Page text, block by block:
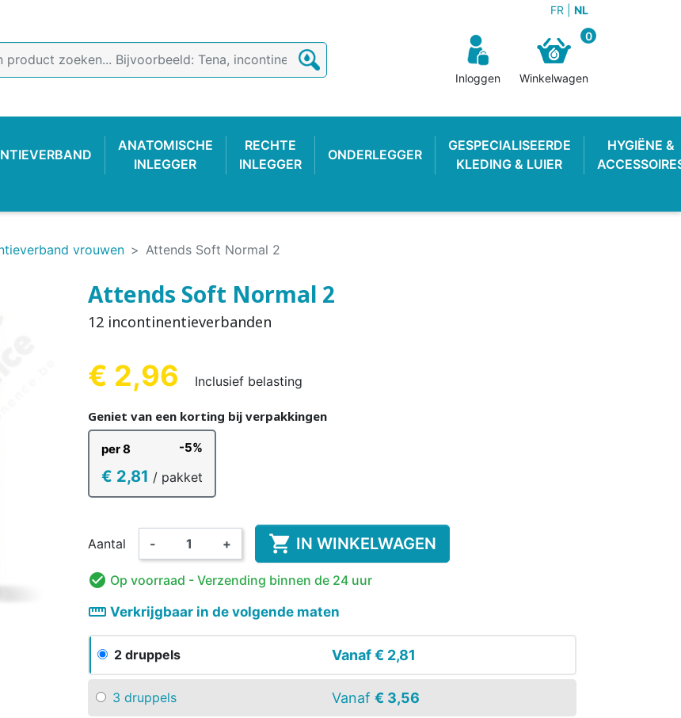
FR NL
Inloggen
0
Winkelwagen
ANATOMISCHE
INLEGGER
RECHTE
INLEGGER
ONDERLEGGER
GESPECIALISEERDE
KLEDING & LUIER
ROMPERTJE
HYGIËNE &
DESINFECTIE VAN
HANDEN EN
KINDEREN
WASBARE LUIER
vrouwen Attends Soft Normal 2
Attends Soft Normal 2
12 incontinentieverbanden
€ 2,96 Inclusief belasting
Geniet van een korting bij verpakkingen
per 8 -5%
€ 2,81 / pakket
Aantal - +  IN WINKELWAGEN
 Op voorraad - Verzending binnen de 24 uur
straighten Verkrijgbaar in de volgende maten
2 druppels Vanaf€ 2,81
3 druppels Vanaf€ 3,56